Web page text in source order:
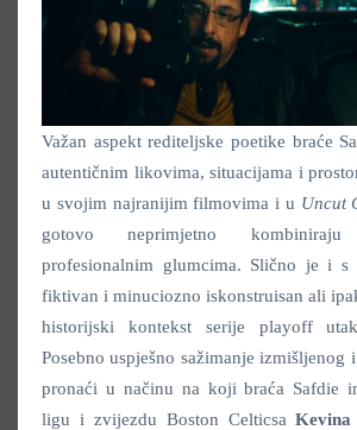
Važan aspekt rediteljske poetike braće
autentičnim likovima, situacijama i
u svojim najranijim filmovima i u Uncut
gotovo neprimjetno
profesionalnim glumcima. Slično je i
fiktivan i minuciozno iskonstruisan ali
historijski kontekst serije playoff
Posebno uspješno sažimanje izmišljenog
pronaći u načinu na koji braća Safdie
ligu i zvijezdu Boston CelticsaKevina